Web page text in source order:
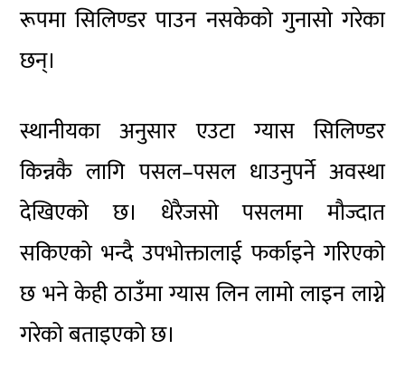
रूपमा सिलिण्डर पाउन नसकेको गुनासो गरेका
छन्।
स्थानीयका अनुसार एउटा ग्यास सिलिण्डर
किन्नकै लागि पसल–पसल धाउनुपर्ने अवस्था
देखिएको छ। धेरैजसो पसलमा मौज्दात
सकिएको भन्दै उपभोक्तालाई फर्काइने गरिएको
छ भने केही ठाउँमा ग्यास लिन लामो लाइन लाग्ने
गरेको बताइएको छ।